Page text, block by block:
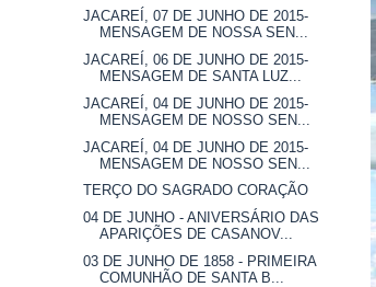
JACAREÍ, 07 DE JUNHO DE 2015-
MENSAGEM DE NOSSA SEN...
JACAREÍ, 06 DE JUNHO DE 2015-
MENSAGEM DE SANTA LUZ...
JACAREÍ, 04 DE JUNHO DE 2015-
MENSAGEM DE NOSSO SEN...
JACAREÍ, 04 DE JUNHO DE 2015-
MENSAGEM DE NOSSO SEN...
TERÇO DO SAGRADO CORAÇÃO
04 DE JUNHO - ANIVERSÁRIO DAS
APARIÇÕES DE CASANOV...
03 DE JUNHO DE 1858 - PRIMEIRA
COMUNHÃO DE SANTA B...